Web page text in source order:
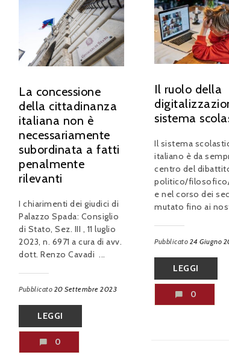
La concessione
della cittadinanza
italiana non è
necessariamente
subordinata a fatti
penalmente
rilevanti
I chiarimenti dei giudici di
Palazzo Spada: Consiglio
di Stato, Sez. III , 11 luglio
2023, n. 6971 a cura di avv.
dott. Renzo Cavadi ...
Pubblicato 20 Settembre 2023
LEGGI
0
Il ruolo della
sistema
Il sistema
italiano è da
centro del
politico/
e nel corso dei
mutato fino ai
Pubblicato 24 Giugno
LEGGI
0